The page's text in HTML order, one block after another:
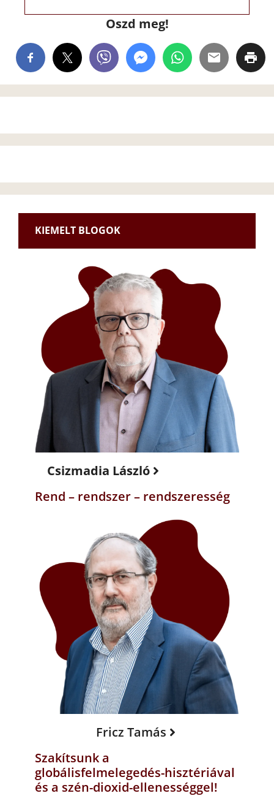
Oszd meg!
KIEMELT BLOGOK
Csizmadia László
Rend – rendszer – rendszeresség
Fricz Tamás
Szakítsunk a
globálisfelmelegedés-hisztériával
és a szén-dioxid-ellenességgel!